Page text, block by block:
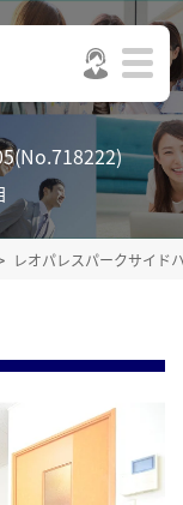
レオパレスパークサイド